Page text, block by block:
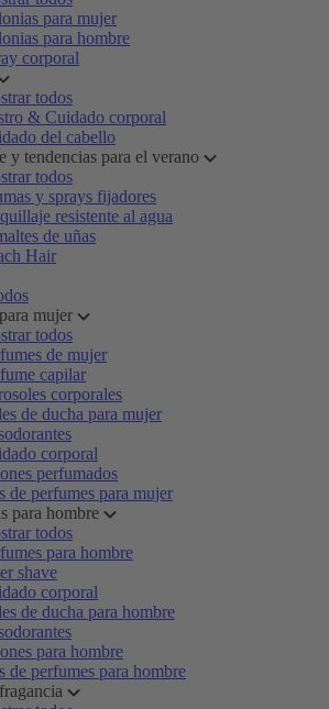
para mujer
para hombre
corporal
todos
& Cuidado corporal
del cabello
y tendencias para el verano
todos
y sprays fijadores
resistente al agua
de uñas
Hair
mujer
todos
de mujer
capilar
corporales
de ducha para mujer
corporal
perfumados
de perfumes para mujer
para hombre
todos
para hombre
shave
corporal
de ducha para hombre
para hombre
de perfumes para hombre